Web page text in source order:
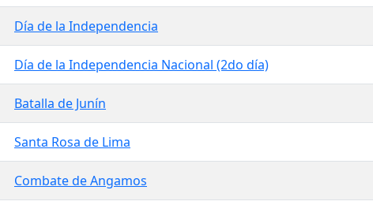
Día de la Independencia
Día de la Independencia Nacional (2do día)
Batalla de Junín
Santa Rosa de Lima
Combate de Angamos